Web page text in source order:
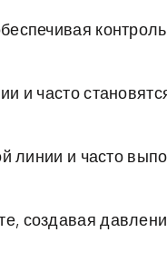
и часто
линии и часто
создавая